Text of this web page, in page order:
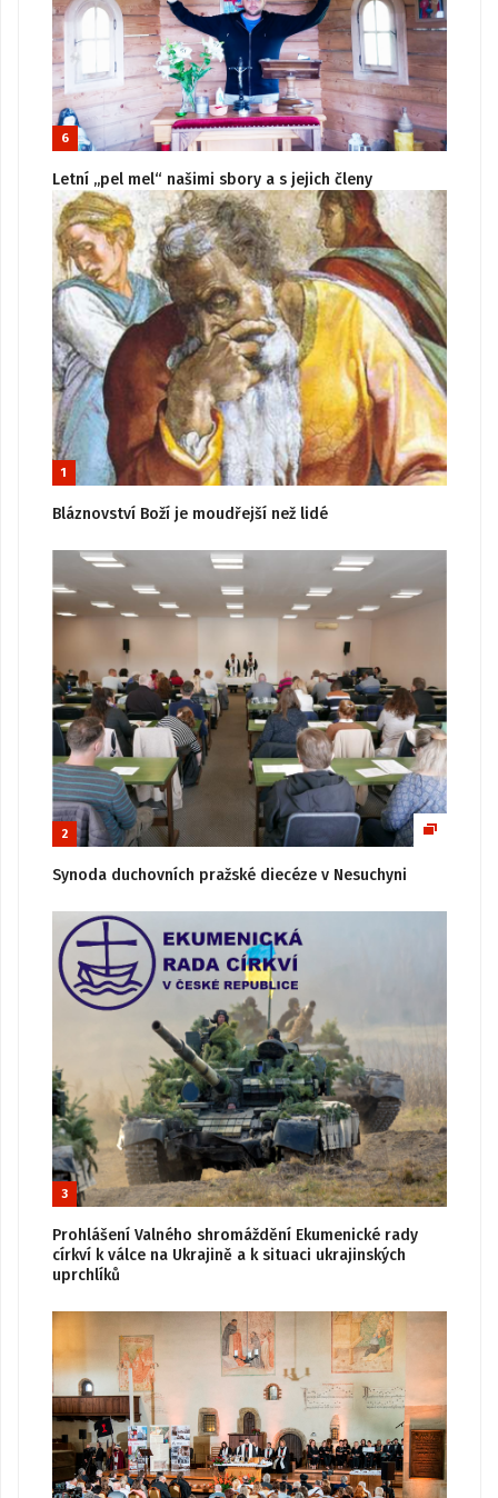
6
Letní „pel mel“ našimi sbory a s jejich členy
1
Bláznovství Boží je moudřejší než lidé
2
Synoda duchovních pražské diecéze v Nesuchyni
3
Prohlášení Valného shromáždění Ekumenické rady
církví k válce na Ukrajině a k situaci ukrajinských
uprchlíků